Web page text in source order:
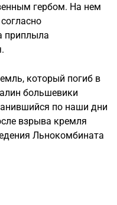
гербом. На нем
приплыла
который погиб в
большевики
по наши дни
взрыва кремля
Льнокомбината